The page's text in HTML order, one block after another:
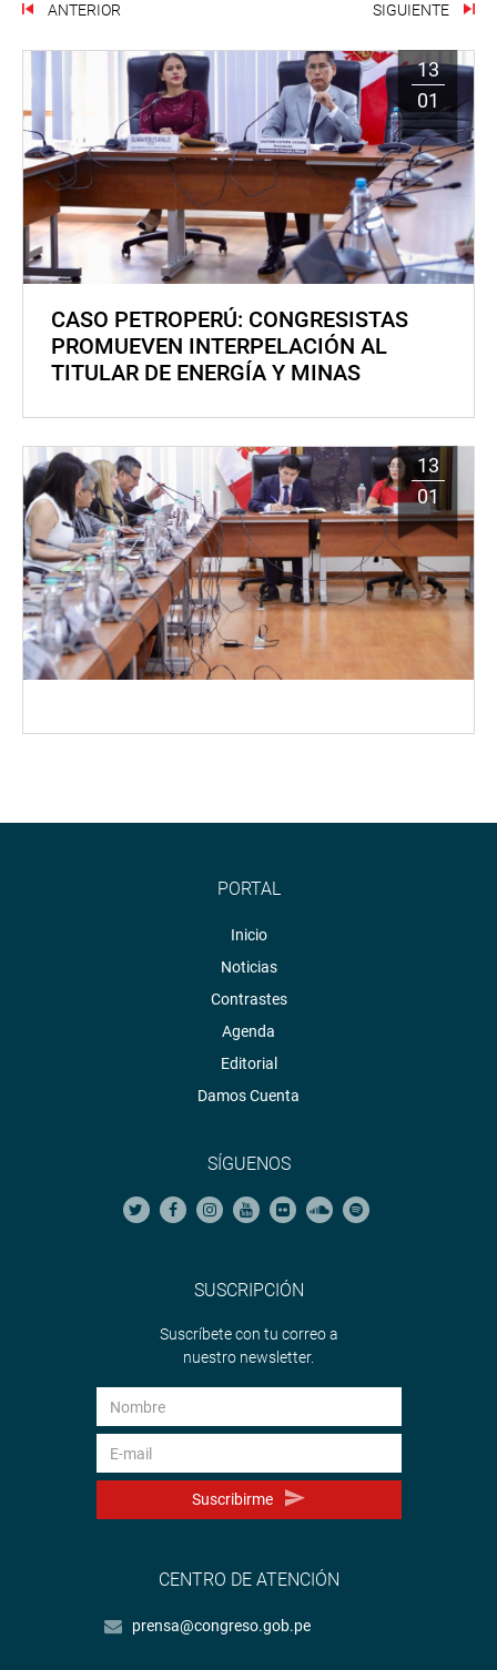
ANTERIOR SIGUIENTE
13
01
CASO PETROPERÚ: CONGRESISTAS
PROMUEVEN INTERPELACIÓN AL
TITULAR DE ENERGÍA Y MINAS
13
01
PORTAL
Inicio
Noticias
Contrastes
Agenda
Editorial
Damos Cuenta
SÍGUENOS
SUSCRIPCIÓN
Suscríbete con tu correo a
nuestro newsletter.
Suscribirme
CENTRO DE ATENCIÓN
prensa@congreso.gob.pe